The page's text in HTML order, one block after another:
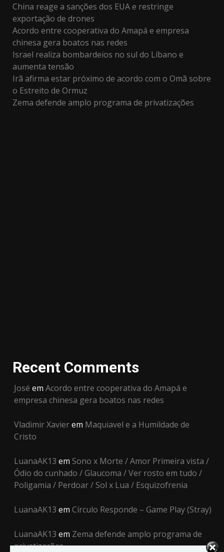
China reage a sanções dos EUA e restringe
exportação de drones
Acordo entre cooperativa do Amapá e empresa
chinesa gera boatos nas redes
Israel realiza bombardeios no sul do Líbano e
aumenta tensão
Irã afirma estar próximo de acordo com o Omã sobre
o Estreito de Ormuz
Zema defende amplo programa de privatizações
Recent Comments
José em Acordo entre cooperativa do Amapá e
empresa chinesa gera boatos nas redes
Vladimir Xavierem Maquiavel e a Humildade de
Cristo
LuanaAK13 em Sono x Morte / Amor Primeira vista /
Ódio do cunhado / Glaucoma / Ver rosto em tudo /
Poligamia / Perdoar / Sol x Lua / Esquizofrenia
LuanaAK13 em Círculo Responde – Game Play (Stray)
LuanaAK13 em Zema defende amplo programa de
privatizações